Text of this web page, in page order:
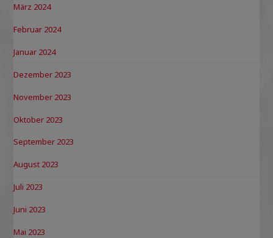
März 2024
Februar 2024
Januar 2024
Dezember 2023
November 2023
Oktober 2023
September 2023
August 2023
Juli 2023
Juni 2023
Mai 2023